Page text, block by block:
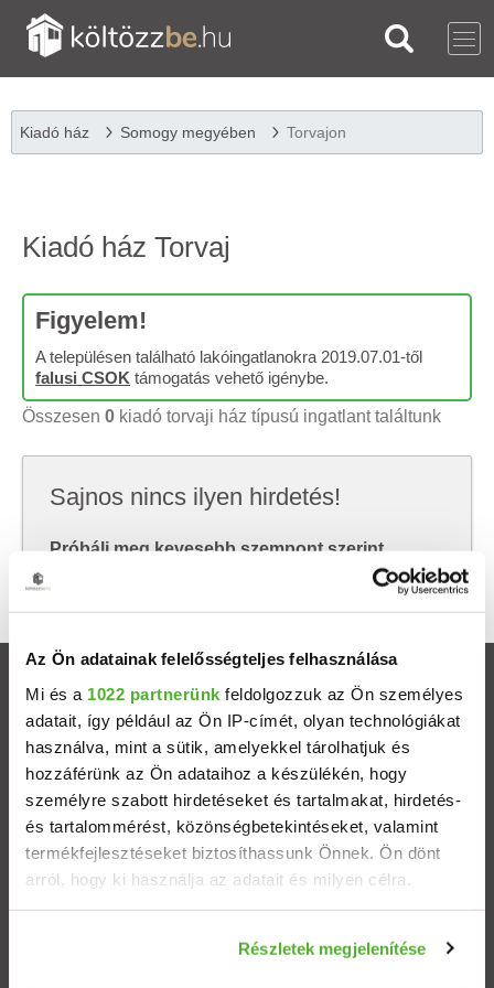
Az Ön adatainak felelősségteljes felhasználása
Mi és a 1022 partnerünk feldolgozzuk az Ön személyes
adatait, így például az Ön IP-címét, olyan technológiákat
használva, mint a sütik, amelyekkel tárolhatjuk és
hozzáférünk az Ön adataihoz a készülékén, hogy
személyre szabott hirdetéseket és tartalmakat, hirdetés-
és tartalommérést, közönségbetekintéseket, valamint
termékfejlesztéseket biztosíthassunk Önnek. Ön dönt
arról, hogy ki használja az adatait és milyen célra.
Információgyűjtés az Ön földrajzi elhelyezkedéséről
Részletek megjelenítése
Kiadó ház Somogy megyében Torvajon
Kiadó ház Torvaj
Figyelem!
A településen található lakóingatlanokra 2019.07.01-től
falusi CSOK támogatás vehető igénybe.
Összesen 0 kiadó torvaji ház típusú ingatlant találtunk
Sajnos nincs ilyen hirdetés!
Próbálj meg kevesebb szempont szerint
keresni, hátha akkor megtalálod, amit keresel.
Ingatlanok
Eladó házak
Eladó lakások
Települések